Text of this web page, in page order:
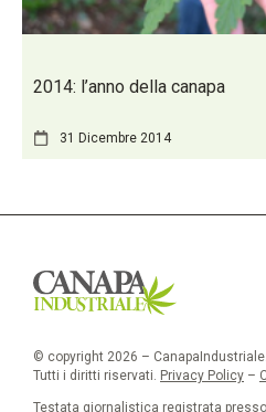
2014: l’anno della canapa
31 Dicembre 2014
© copyright 2026 –
Tutti i diritti riservati. Privacy Policy –
Testata giornalistica registrata